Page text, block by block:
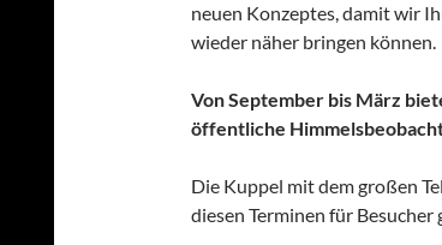
neuen Konzeptes, damit wir
wieder näher bringen können.
Von September bis März
öffentliche
Die Kuppel mit dem großen
diesen Terminen für Besucher